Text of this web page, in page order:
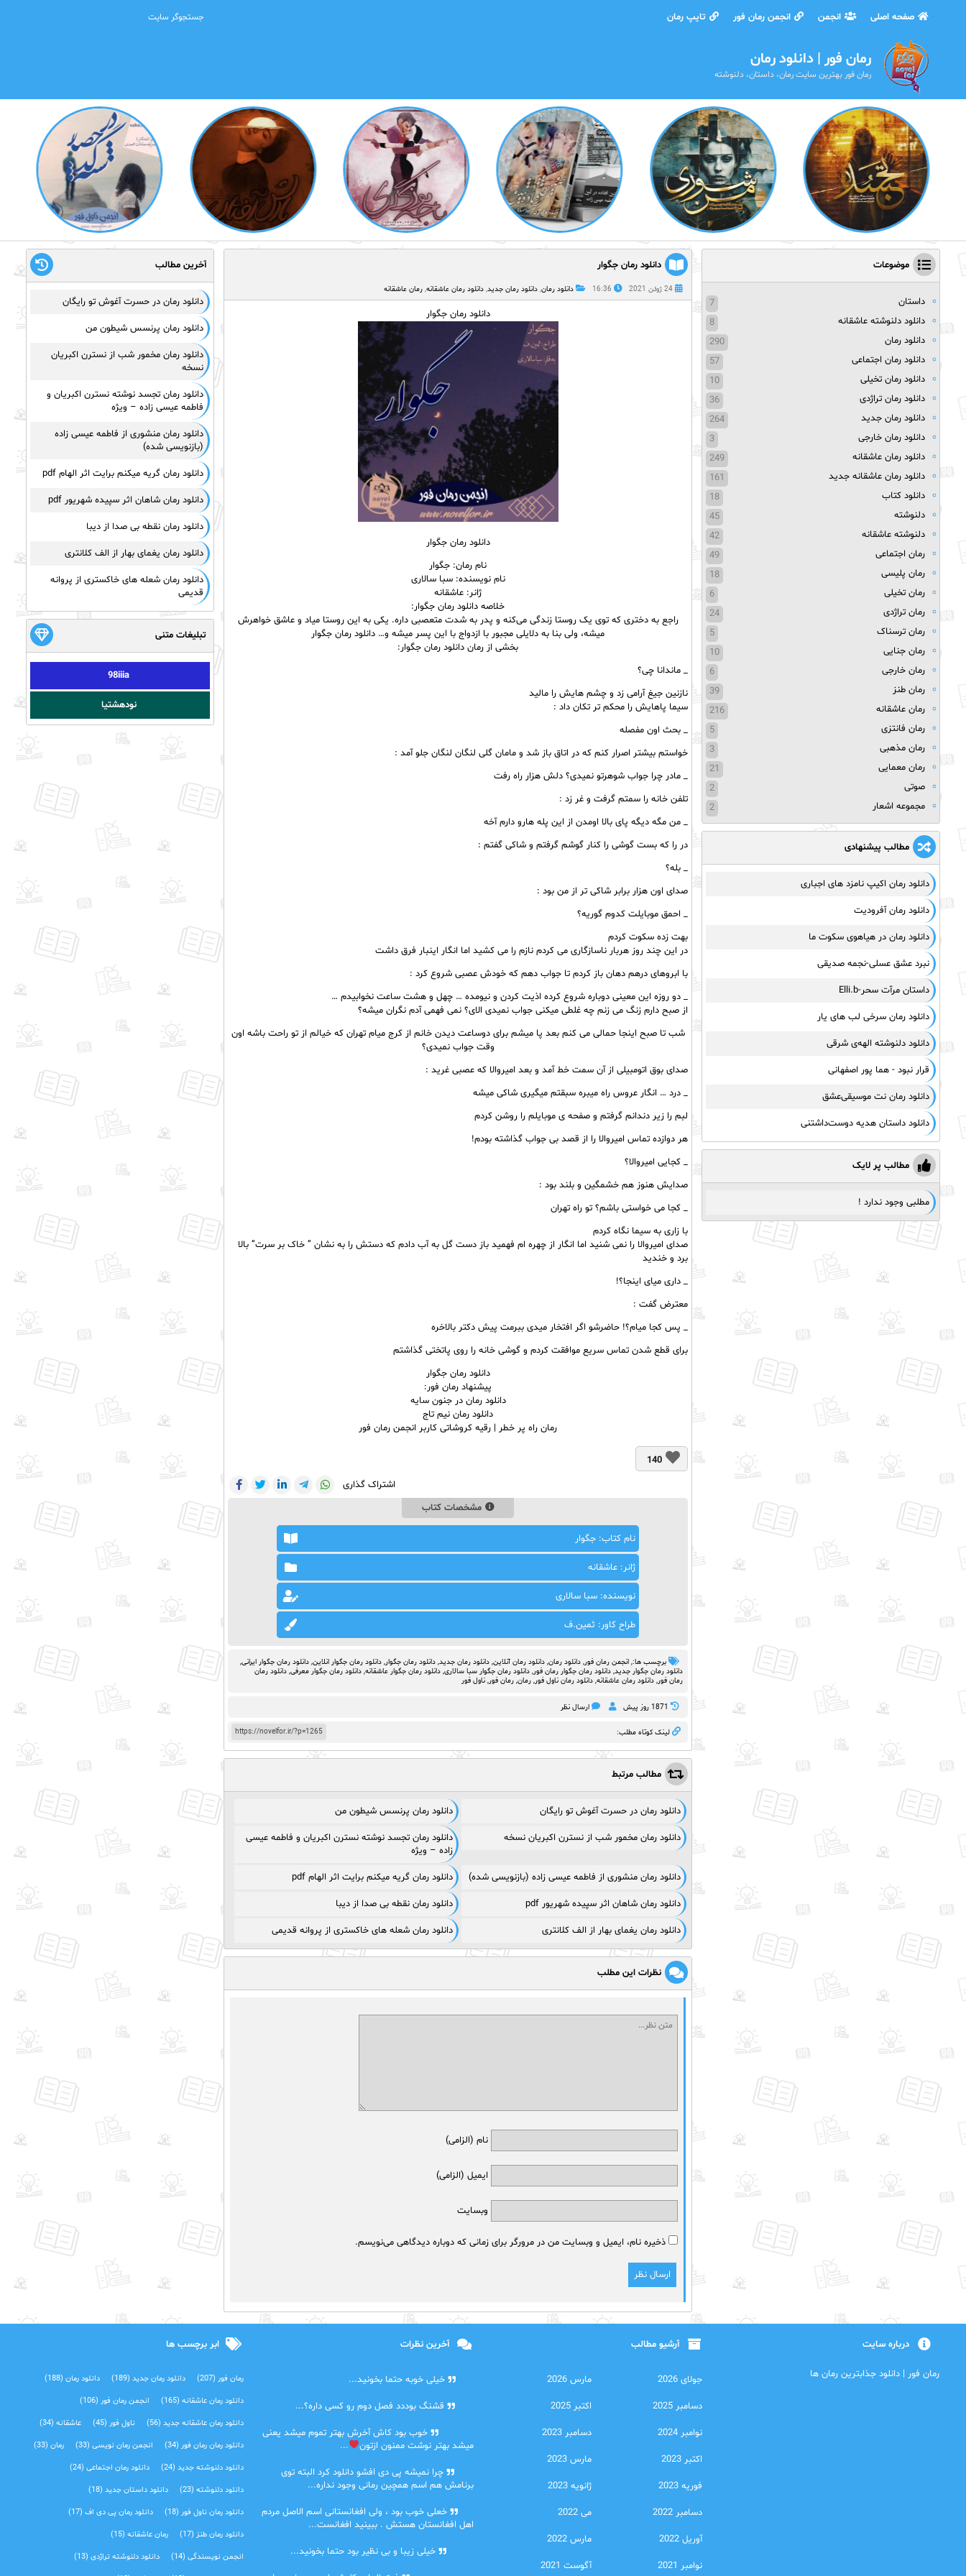
صفحه اصلی انجمن انجمن رمان فور تایپ رمان
رمان فور | دانلود رمان
رمان فور بهترین سایت رمان، داستان، دلنوشته
دانلود رمان جگوار
24 ژوئن 2021 16:36 دانلود رمان, دانلود رمان جدید, دانلود رمان عاشقانه, رمان عاشقانه
دانلود رمان جگوار
دانلود رمان جگوار
نام رمان: جگوار
نام نویسنده: سبا سالاری
ژانر: عاشقانه
خلاصه دانلود رمان جگوار:
راجع به دختری که توی یک روستا زندگی می‌کنه و پدر به شدت متعصبی داره. یکی به این روستا میاد و عاشق خواهرش
میشه، ولی بنا به دلایلی مجبور با ازدواج با این پسر میشه و… دانلود رمان جگوار
بخشی از رمان دانلود رمان جگوار:
_ ماندانا چی؟
نازنین جیغ آرامی زد و چشم هایش را مالید
سیما پاهایش را محکم تر تکان داد :
_ بحث اون مفصله
خواستم بیشتر اصرار کنم که در اتاق باز شد و مامان گلی لنگان لنگان جلو آمد :
_ مادر چرا جواب شوهرتو نمیدی؟ دلش هزار راه رفت
تلفن خانه را سمتم گرفت و غر زد :
_ من مگه دیگه پای بالا اومدن از این پله هارو دارم آخه
در را که بست گوشی را کنار گوشم گرفتم و شاکی گفتم :
_ بله؟
صدای اون هزار برابر شاکی تر از من بود :
_ احمق موبایلت کدوم گوریه؟
بهت زده سکوت کردم
در این چند روز هربار ناسازگاری می کردم نازم را می کشید اما انگار اینبار فرق داشت
با ابروهای درهم دهان باز کردم تا جواب دهم که خودش عصبی شروع کرد :
_ دو روزه این معینی دوباره شروع کرده اذیت کردن و نیومده … چهل و هشت ساعت نخوابیدم …
از صبح دارم زنگ می زنم چه غلطی میکنی جواب نمیدی الای؟ نمی فهمی آدم نگران میشه؟
شب تا صبح اینجا حمالی می کنم بعد پا میشم برای دوساعت دیدن خانم از کرج میام تهران که خیالم از تو راحت باشه اون
وقت جواب نمیدی؟
صدای بوق اتومبیلی از آن سمت خط آمد و بعد امیروالا که عصبی غرید :
_ درد … انگار عروس راه میبره سبقتم میگیری شاکی میشه
لبم را زیر دندانم گرفتم و صفحه ی موبایلم را روشن کردم
هر دوازده تماس امیروالا را از قصد بی جواب گذاشته بودم!
_ کجایی امیروالا؟
صدایش هنوز هم خشمگین و بلند بود :
_ کجا می خواستی باشم؟ تو راه تهران
با زاری به سیما نگاه کردم
صدای امیروالا را نمی شنید اما انگار از چهره ام فهمید باز دست گل به آب دادم که دستش را به نشان ” خاک بر سرت” بالا
برد و خندید
_ داری میای اینجا؟!
معترض گفت :
_ پس کجا میام؟! حاضرشو اگر افتخار میدی ببرمت پیش دکتر بالاخره
برای قطع شدن تماس سریع موافقت کردم و گوشی خانه را روی پاتختی گذاشتم
دانلود رمان جگوار
پیشنهاد رمان فور:
دانلود رمان در جنون سایه
دانلود رمان نیم تاج
رمان راه پر خطر | رقیه کروشاتی کاربر انجمن رمان فور
140
اشتراک گذاری
مشخصات کتاب
نام کتاب: جگوار
ژانر: عاشقانه
نویسنده: سبا سالاری
طراح کاور: ثمین.ف
برچسب ها:, انجمن رمان فور, دانلود رمان, دانلود رمان آنلاین, دانلود رمان جدید, دانلود رمان جگوار, دانلود رمان جگوار انلاین, دانلود رمان جگوار ایرانی,
دانلود رمان جگوار جدید, دانلود رمان جگوار رمان فور, دانلود رمان جگوار سبا سالاری, دانلود رمان جگوار عاشقانه, دانلود رمان جگوار معرفی, دانلود رمان
رمان فور, دانلود رمان عاشقانه, دانلود رمان ناول فور, رمان, رمان فور, ناول فور
1871 روز پيش ارسال نظر
https://novelfor.ir/?p=1265 لینک کوتاه مطلب:
مطالب مرتبط
دانلود رمان در حسرت آغوش تو رایگان دانلود رمان پرنسس شیطون من
دانلود رمان مخمور شب از نسترن اکبریان نسخه
دانلود رمان تجسد نوشته نسترن اکبریان و فاطمه عیسی
زاده – ویژه
دانلود رمان منشوری از فاطمه عیسی زاده (بازنویسی شده) دانلود رمان گریه میکنم برایت اثر الهام pdf
دانلود رمان شاهان اثر سپیده شهریور pdf دانلود رمان نقطه بی صدا از دیبا
دانلود رمان یغمای بهار از الف کلانتری دانلود رمان شعله های خاکستری از پروانه قدیمی
نظرات این مطلب
نام (الزامی)
ایمیل (الزامی)
وبسایت
ذخیره نام، ایمیل و وبسایت من در مرورگر برای زمانی که دوباره دیدگاهی می‌نویسم.
موضوعات
داستان
7
دانلود دلنوشته عاشقانه
8
دانلود رمان
290
دانلود رمان اجتماعی
57
دانلود رمان تخیلی
10
دانلود رمان تراژدی
36
دانلود رمان جدید
264
دانلود رمان خارجی
3
دانلود رمان عاشقانه
249
دانلود رمان عاشقانه جدید
161
دانلود کتاب
18
دلنوشته
45
دلنوشته عاشقانه
42
رمان اجتماعی
49
رمان پلیسی
18
رمان تخیلی
6
رمان تراژدی
24
رمان ترسناک
5
رمان جنایی
10
رمان خارجی
6
رمان طنز
39
رمان عاشقانه
216
رمان فانتزی
5
رمان مذهبی
3
رمان معمایی
21
صوتی
2
مجموعه اشعار
2
مطالب پیشنهادی
دانلود رمان اکیپ نامزد های اجباری
دانلود رمان آفرودیت
دانلود رمان در هیاهوی سکوت ما
نبرد عشق عسلی-نجمه صدیقی
داستان مرآت سحر-Elli.b
دانلود رمان سرخی لب های یار
دانلود دلنوشته الهه‌ی شرقی
قرار نبود - هما پور اصفهانی
دانلود رمان نت موسیقی‌عشق
دانلود داستان هدیه دوست‌داشتنی
مطالب پر لایک
مطلبی وجود ندارد !
آخرین مطالب
دانلود رمان در حسرت آغوش تو رایگان
دانلود رمان پرنسس شیطون من
دانلود رمان مخمور شب از نسترن اکبریان
نسخه
دانلود رمان تجسد نوشته نسترن اکبریان و
فاطمه عیسی زاده – ویژه
دانلود رمان منشوری از فاطمه عیسی زاده
(بازنویسی شده)
دانلود رمان گریه میکنم برایت اثر الهام pdf
دانلود رمان شاهان اثر سپیده شهریور pdf
دانلود رمان نقطه بی صدا از دیبا
دانلود رمان یغمای بهار از الف کلانتری
دانلود رمان شعله های خاکستری از پروانه
قدیمی
تبلیغات متنی
98iiia
نودهشتیا
درباره سایت
رمان فور | دانلود جذابترین رمان ها
آرشیو مطالب
جولای 2026 مارس 2026
دسامبر 2025 اکتبر 2025
نوامبر 2024 دسامبر 2023
اکتبر 2023 مارس 2023
فوریه 2023 ژانویه 2023
دسامبر 2022 می 2022
آوریل 2022 مارس 2022
نوامبر 2021 آگوست 2021
آخرین نظرات
خیلی خوبه حتما بخونید...
قشنگ بوددد فصل دوم رو کسی داره؟...
خوب بود کاش آخرش بهتر تموم میشد یعنی
میشد بهتر نوشت ممنون ازتون
...
چرا نمیشه پی دی افشو دانلود کرد البته توی
برنامش هم اسم همچین رمانی وجود نداره...
خعلی خوب بود ، ولی افغانستانی اسم الاصل مردم
اهل افغانستان هستش . ببینید افغانست...
خیلی زیبا و بی نظیر بود حتما بخونید...
ابر برچسب ها
رمان فور (207) دانلود رمان جدید (189) دانلود رمان (188)
دانلود رمان عاشقانه (165) انجمن رمان فور (106)
دانلود رمان عاشقانه جدید (56) ناول فور (45) عاشقانه (34)
دانلود رمان رمان فور (34) انجمن رمان نویسی (33) رمان (33)
دانلود دلنوشته جدید (24) دانلود رمان اجتماعی‌ (24)
دانلود دلنوشته (23) دانلود داستان جدید (18)
دانلود رمان ناول فور (18) دانلود رمان پی دی اف (17)
دانلود رمان طنز (17) رمان عاشقانه (15)
انجمن نویسندگی (14) دانلود دلنوشته تراژدی‌ (13)